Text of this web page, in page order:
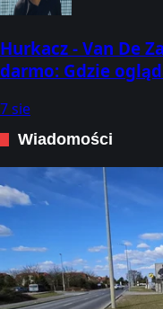
Hurkacz - Van De
darmo: Gdzie
7 sie